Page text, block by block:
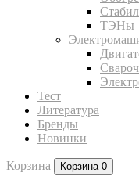
ТЭНы
Тест
Литература
Бренды
Новинки
Корзина Корзина 0